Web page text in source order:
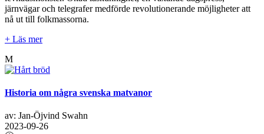
järnvägar och telegrafer medförde revolutionerande möjligheter att
nå ut till folkmassorna.
+ Läs mer
M
Historia om några svenska matvanor
av: Jan-Öjvind Swahn
2023-09-26